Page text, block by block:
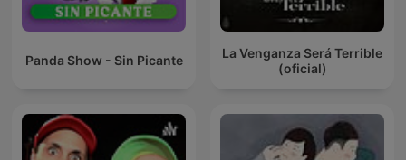
Panda Show - Sin Picante
La Venganza Será Terrible
(oficial)